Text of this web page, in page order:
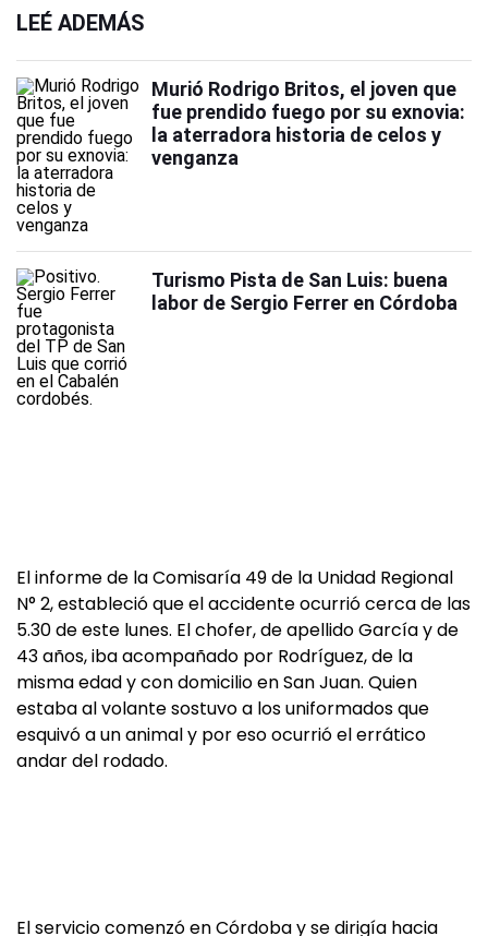
LEÉ ADEMÁS
Murió Rodrigo Britos, el joven que
fue prendido fuego por su exnovia:
la aterradora historia de celos y
venganza
Turismo Pista de San Luis: buena
labor de Sergio Ferrer en Córdoba
El informe de la Comisaría 49 de la Unidad Regional
N° 2, estableció que el accidente ocurrió cerca de las
5.30 de este lunes. El chofer, de apellido García y de
43 años, iba acompañado por Rodríguez, de la
misma edad y con domicilio en San Juan. Quien
estaba al volante sostuvo a los uniformados que
esquivó a un animal y por eso ocurrió el errático
andar del rodado.
El servicio comenzó en Córdoba y se dirigía hacia